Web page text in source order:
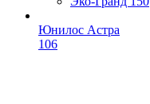
Юнилос Астра
106